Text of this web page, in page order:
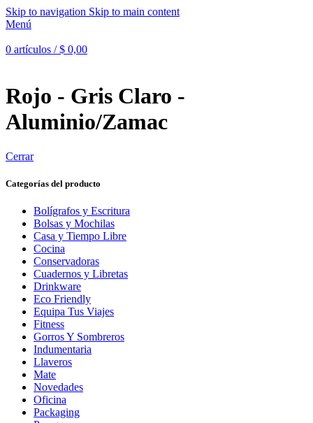
Skip to navigation Skip to main content
Menú
0 artículos / $ 0,00
Rojo - Gris Claro -
Aluminio/Zamac
Cerrar
Categorías del producto
Bolígrafos y Escritura
Bolsas y Mochilas
Casa y Tiempo Libre
Cocina
Conservadoras
Cuadernos y Libretas
Drinkware
Eco Friendly
Equipa Tus Viajes
Fitness
Gorros Y Sombreros
Indumentaria
Llaveros
Mate
Novedades
Oficina
Packaging